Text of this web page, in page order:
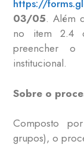
https://
03/05. Além
no item 2.4
preencher o
institucional.
Sobre o
Composto
grupos), o